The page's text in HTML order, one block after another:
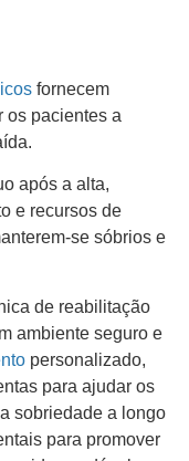
fornecem
os pacientes a
após a alta,
e recursos de
se sóbrios e
de reabilitação
ambiente seguro e
personalizado,
para ajudar os
sobriedade a longo
para promover